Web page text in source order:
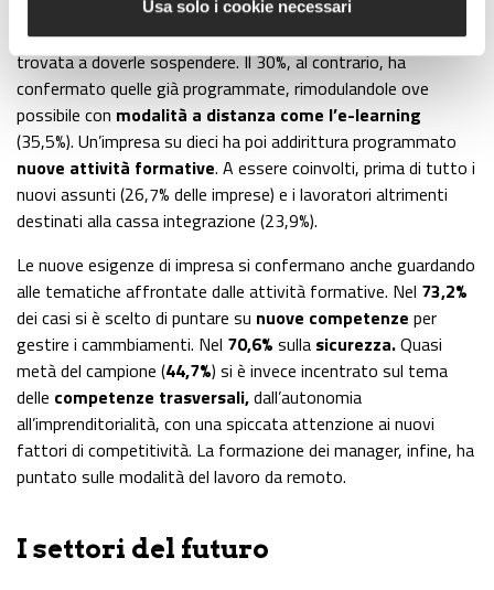
Usa solo i cookie necessari
ripensate sono anche leattività formativedell’azienda.
Solo un quarto delle imprese, a fronte dell’emergenza, si è
trovata a doverle sospendere. Il 30%, al contrario, ha
confermato quelle già programmate, rimodulandole ove
possibile con modalità a distanza come l’e-learning
(35,5%). Un’impresa su dieci ha poi addirittura programmato
nuove attività formative. A essere coinvolti, prima di tutto i
nuovi assunti (26,7% delle imprese) e i lavoratori altrimenti
destinati alla cassa integrazione (23,9%).
Le nuove esigenze di impresa si confermano anche guardando
alle tematiche affrontate dalle attività formative. Nel 73,2%
dei casi si è scelto di puntare su nuove competenze per
gestire i cammbiamenti. Nel 70,6% sulla sicurezza.Quasi
metà del campione (44,7%) si è invece incentrato sul tema
delle competenze trasversali,dall’autonomia
all’imprenditorialità, con una spiccata attenzione ai nuovi
fattori di competitività. La formazione dei manager, infine, ha
puntato sulle modalità del lavoro da remoto.
I settori del futuro